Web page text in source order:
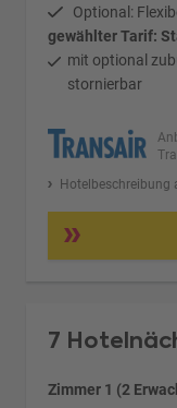
Optional:
gewählter Tarif:
mit optional
stornierbar
Hotelbeschreibung
7
Zimmer 1 (2